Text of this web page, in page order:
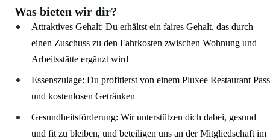
Was bieten wir dir?
Attraktives Gehalt: Du erhältst ein faires Gehalt, das durch
einen Zuschuss zu den Fahrkosten zwischen Wohnung und
Arbeitsstätte ergänzt wird
Essenszulage: Du profitierst von einem Pluxee Restaurant Pass
und kostenlosen Getränken
Gesundheitsförderung: Wir unterstützen dich dabei, gesund
und fit zu bleiben, und beteiligen uns an der Mitgliedschaft im